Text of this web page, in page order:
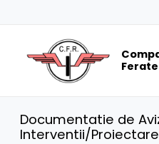
Ferate
Documentatie de
Interventii/